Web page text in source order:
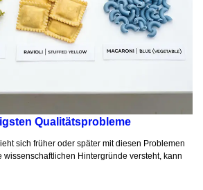
Qualitätsprobleme
sich früher oder später mit diesen Problemen
wissenschaftlichen Hintergründe versteht, kann